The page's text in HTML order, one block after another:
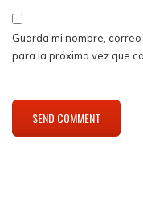
Guarda mi nombre,
para la próxima vez que